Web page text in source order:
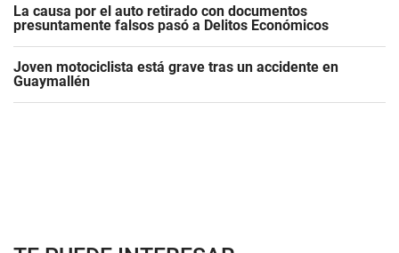
La causa por el auto retirado con documentos
presuntamente falsos pasó a Delitos Económicos
Joven motociclista está grave tras un accidente en
Guaymallén